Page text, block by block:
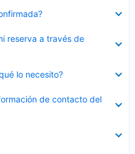
reserva a través de
lo necesito?
de contacto del